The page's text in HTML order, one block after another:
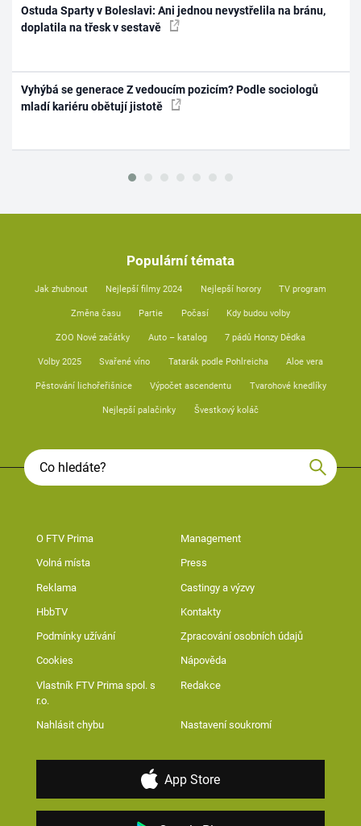
Ostuda Sparty v Boleslavi: Ani jednou nevystřelila na bránu,
doplatila na třesk v sestavě
Vyhýbá se generace Z vedoucím pozicím? Podle sociologů
mladí kariéru obětují jistotě
Populární témata
Jak zhubnout Nejlepší filmy 2024 Nejlepší horory TV program
Změna času Partie Počasí Kdy budou volby
ZOO Nové začátky Auto – katalog 7 pádů Honzy Dědka
Volby 2025 Svařené víno Tatarák podle Pohlreicha Aloe vera
Pěstování lichořeřišnice Výpočet ascendentu Tvarohové knedlíky
Nejlepší palačinky Švestkový koláč
O FTV Prima Management
Volná místa Press
Reklama Castingy a výzvy
HbbTV Kontakty
Podmínky užívání Zpracování osobních údajů
Cookies Nápověda
Vlastník FTV Prima spol. s
r.o.
Redakce
Nahlásit chybu Nastavení soukromí
App Store